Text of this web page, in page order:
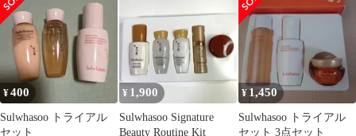
¥400
Sulwhasoo トライアル
セット
¥ 1,900
Sulwhasoo Signature
Beauty Routine Kit
¥1,450
Sulwhasoo トライアル
セット 3点セット